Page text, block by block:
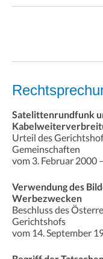
Satelittenrundfunk
Urteil des
Gemeinschaften
vom 3. Februar 2000
Verwendung des
Werbezwecken
Beschluss des
Gerichtshofs
vom 14. September